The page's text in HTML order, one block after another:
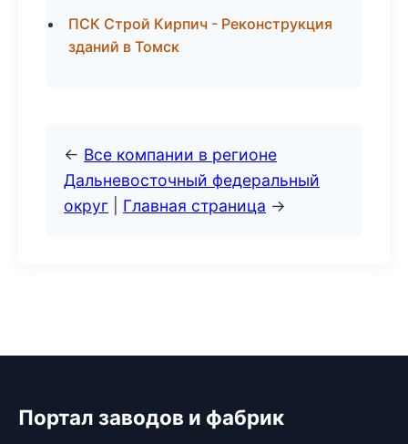
ПСК Строй Кирпич - Реконструкция
зданий в Томск
← Все компании в регионе
Дальневосточный федеральный
округ
Главная страница →
Портал заводов и фабрик